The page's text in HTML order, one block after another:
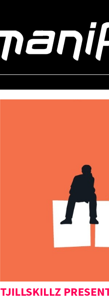
TJILLSKILLZ